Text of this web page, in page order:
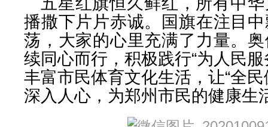
播撒下片片赤诚。国旗在注目
荡，大家的心里充满了力量。
续同心而行，积极践行“为人民
丰富市民体育文化生活，让“全
深入人心，为郑州市民的健康生